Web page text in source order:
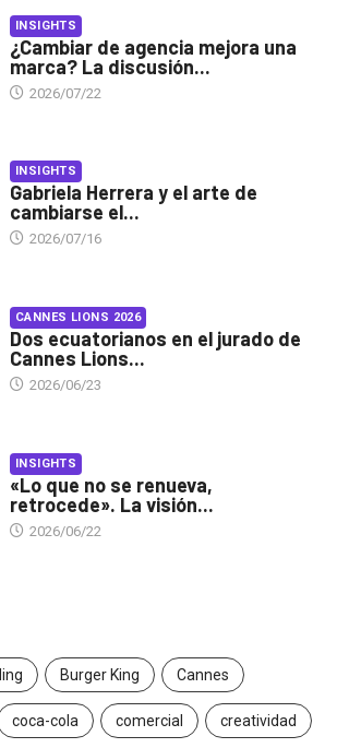
INSIGHTS
¿Cambiar de agencia mejora una
marca? La discusión...
2026/07/22
INSIGHTS
Gabriela Herrera y el arte de
cambiarse el...
2026/07/16
CANNES LIONS 2026
Dos ecuatorianos en el jurado de
Cannes Lions...
2026/06/23
INSIGHTS
«Lo que no se renueva,
retrocede». La visión...
2026/06/22
Burger King Cannes
coca-cola comercial creatividad